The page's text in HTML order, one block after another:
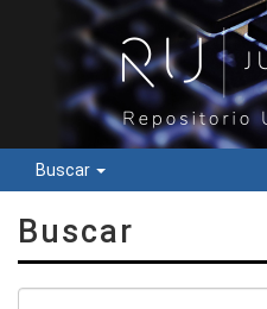
Buscar
Buscar